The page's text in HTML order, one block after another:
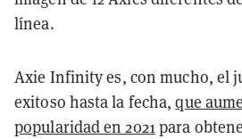
línea.
Axie Infinity es, con mucho, el
exitoso hasta la fecha,que
popularidad en 2021para